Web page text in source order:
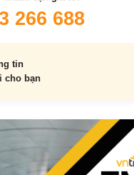
266 688
tin
cho bạn